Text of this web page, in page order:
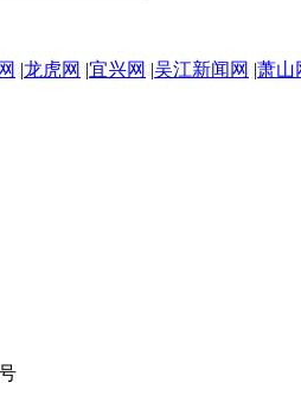
|龙虎网 |宜兴网 |吴江新闻网 |萧山